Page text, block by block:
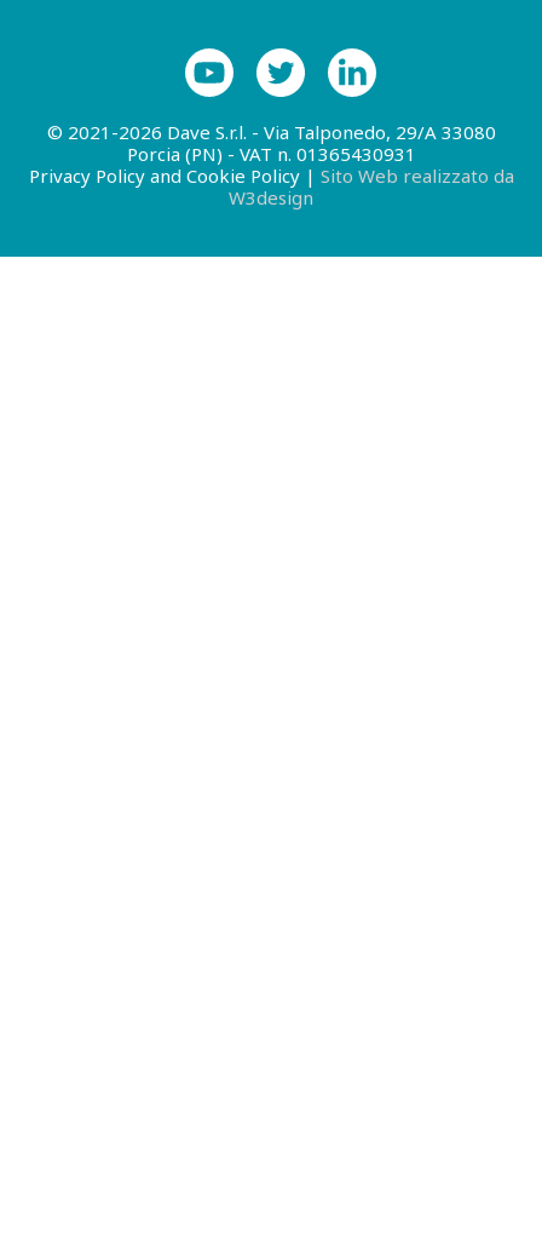
© 2021-2026 Dave S.r.l. - Via Talponedo, 29/A 33080
Porcia (PN) - VAT n. 01365430931
Privacy Policy and Cookie Policy| Sito Web realizzato da
W3design